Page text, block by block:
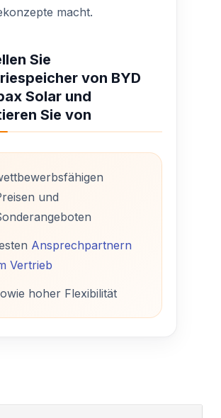
macht.
Sie
von BYD
Solar und
Sie von
und
Ansprechpartnern
Vertrieb
hoher Flexibilität